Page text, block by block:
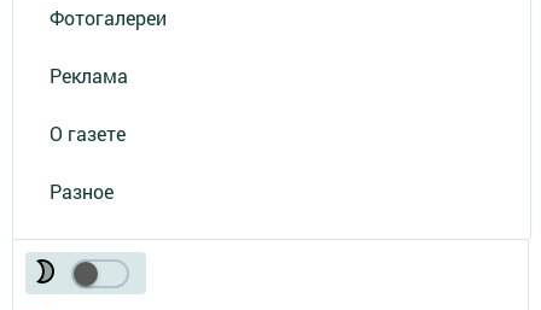
Фотогалереи
Реклама
О газете
Разное